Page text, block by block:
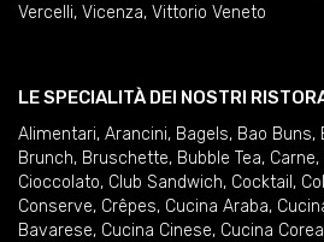
Vercelli, Vicenza, Vittorio Veneto
LE SPECIALITÀ DEI NOSTRI
Alimentari, Arancini, Bagels, Bao Buns,
Brunch, Bruschette, Bubble Tea, Carne,
Cioccolato, Club Sandwich, Cocktail ,
Conserve, Crêpes, Cucina Araba,
Bavarese, Cucina Cinese, Cucina